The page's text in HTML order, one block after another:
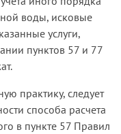
в 2004 г.
ответчику
договора, а
водоснабжения,
соглашении к
и представление
сведений об
форме
не
раздела
воды, исковые
услуги,
пунктов 57 и 77
практику, следует
способа расчета
в пункте 57 Правил